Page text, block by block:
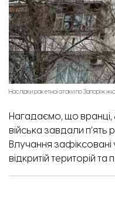
Наслідки ракетної атаки по
Нагадаємо, що вранці,
війська завдали
Влучання
відкритій територій